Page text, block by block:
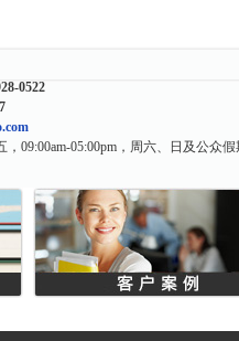
0522
09:00am-05:00pm，周六、日及公众